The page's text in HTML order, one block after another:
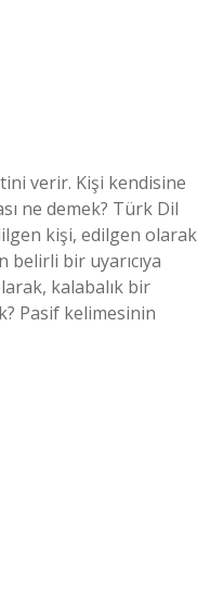
verir. Kişi kendisine
ne demek? Türk Dil
kişi, edilgen olarak
belirli bir uyarıcıya
kalabalık bir
Pasif kelimesinin